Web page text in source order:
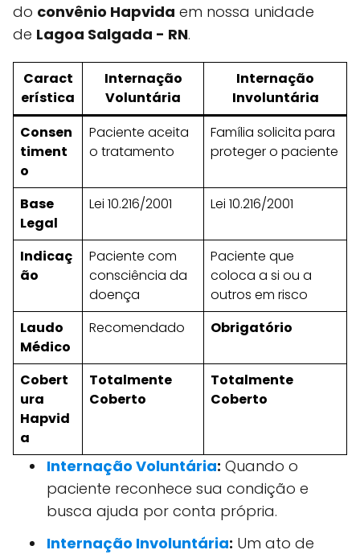
do convênio Hapvida em nossa unidade
de Lagoa Salgada - RN.
Caract
erística
Internação
Voluntária
Internação
Involuntária
Consen
timent
o
Paciente aceita
o tratamento
Família solicita para
proteger o paciente
Base
Legal
Lei 10.216/2001 Lei 10.216/2001
Indicaç
ão
Paciente com
consciência da
doença
Paciente que
coloca a si ou a
outros em risco
Laudo
Médico
Recomendado Obrigatório
Cobert
ura
Hapvid
a
Totalmente
Coberto
Totalmente
Coberto
Internação Voluntária: Quando o
paciente reconhece sua condição e
busca ajuda por conta própria.
Internação Involuntária: Um ato de